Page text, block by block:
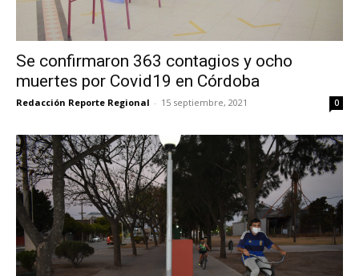
Se confirmaron 363 contagios y ocho
muertes por Covid19 en Córdoba
Redacción Reporte Regional - 15 septiembre, 2021 0